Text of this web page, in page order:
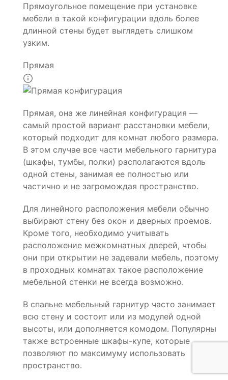
Прямоугольное помещение при установке
мебели в такой конфигурации вдоль более
длинной стены будет выглядеть слишком
узким.
Прямая
Прямая, она же линейная конфигурация —
самый простой вариант расстановки мебели,
который подходит для комнат любого размера.
В этом случае все части мебельного гарнитура
(шкафы, тумбы, полки) располагаются вдоль
одной стены, занимая ее полностью или
частично и не загромождая пространство.
Для линейного расположения мебели обычно
выбирают стену без окон и дверных проемов.
Кроме того, необходимо учитывать
расположение межкомнатных дверей, чтобы
они при открытии не задевали мебель, поэтому
в проходных комнатах такое расположение
мебельной стенки не всегда возможно.
В спальне мебельный гарнитур часто занимает
всю стену и состоит или из модулей одной
высоты, или дополняется комодом. Популярны
также встроенные шкафы-купе, которые
позволяют по максимуму использовать
пространство.